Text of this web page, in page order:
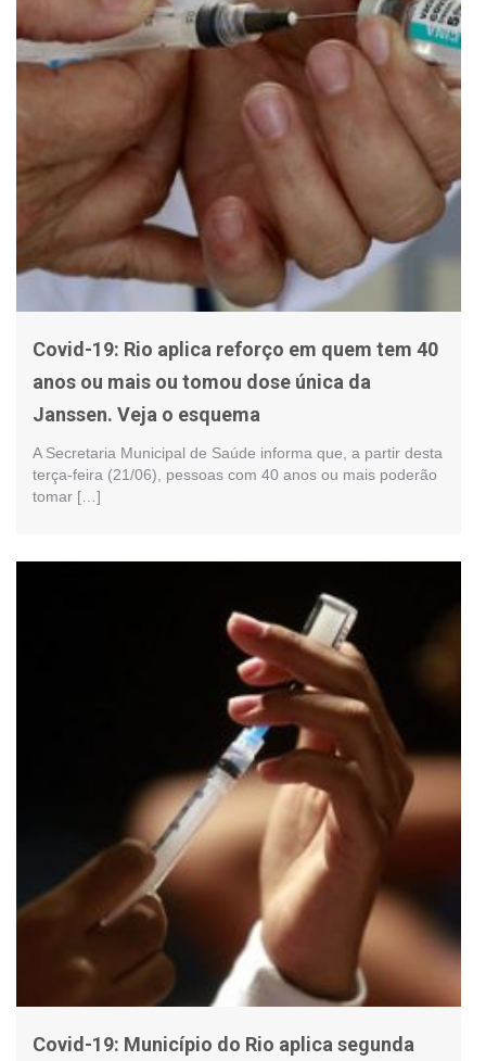
Covid-19: Rio aplica reforço em quem tem 40
anos ou mais ou tomou dose única da
Janssen. Veja o esquema
A Secretaria Municipal de Saúde informa que, a partir desta
terça-feira (21/06), pessoas com 40 anos ou mais poderão
tomar […]
Covid-19: Município do Rio aplica segunda